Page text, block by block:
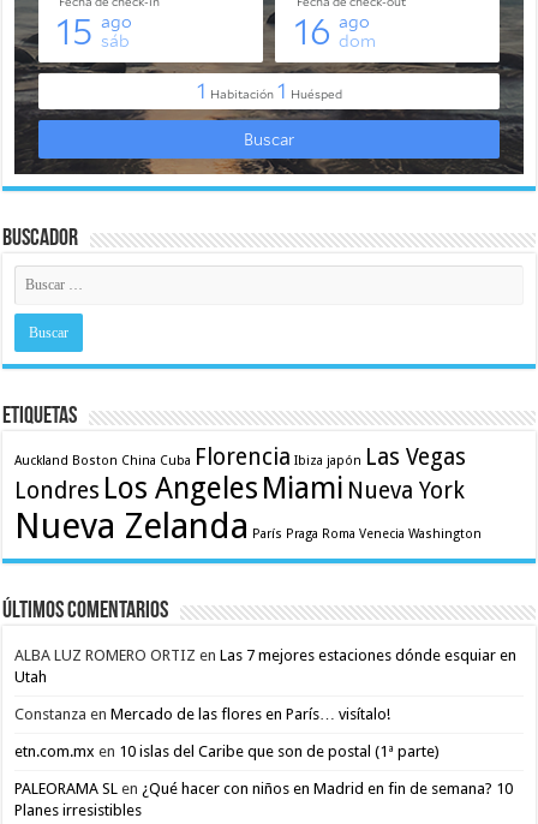
Buscador
Etiquetas
Auckland Boston China Cuba Florencia Ibiza japón Las Vegas
Londres Los Angeles Miami Nueva York
Nueva Zelanda París Praga Roma Venecia Washington
Últimos comentarios
ALBA LUZ ROMERO ORTIZ enLas 7 mejores estaciones dónde esquiar en
Utah
Constanza enMercado de las flores en París… visítalo!
etn.com.mx en 10 islas del Caribe que son de postal (1ª parte)
PALEORAMA SL en ¿Qué hacer con niños en Madrid en fin de semana? 10
Planes irresistibles